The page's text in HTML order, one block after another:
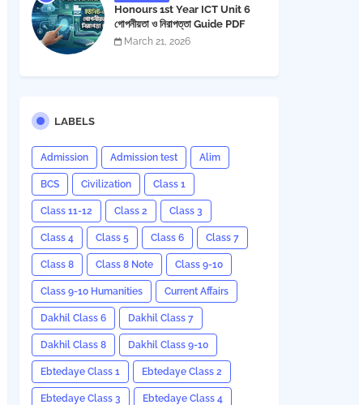
Honours 1st Year ICT Unit 6
গোপনীয়তা ও নিরাপত্তা Guide PDF
March 21, 2026
LABELS
Admission Admission test Alim
BCS Civilization Class 1
Class 11-12 Class 2 Class 3
Class 4 Class 5 Class 6 Class 7
Class 8 Class 8 Note Class 9-10
Class 9-10 Humanities Current Affairs
Dakhil Class 6 Dakhil Class 7
Dakhil Class 8 Dakhil Class 9-10
Ebtedaye Class 1 Ebtedaye Class 2
Ebtedaye Class 3 Ebtedaye Class 4